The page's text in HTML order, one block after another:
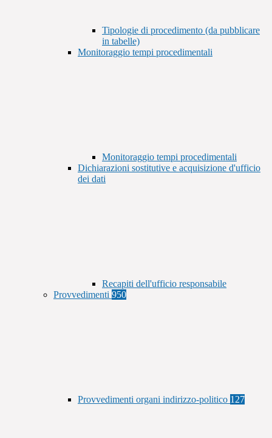
Tipologie di procedimento (da pubblicare
in tabelle)
Monitoraggio tempi procedimentali
Monitoraggio tempi procedimentali
Dichiarazioni sostitutive e acquisizione d'ufficio
dei dati
Recapiti dell'ufficio responsabile
Provvedimenti 950
Provvedimenti organi indirizzo-politico 127